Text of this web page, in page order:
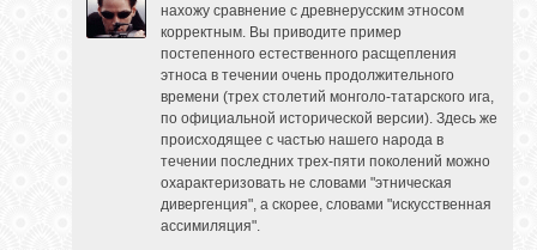
нахожу сравнение с древнерусским этносом
корректным. Вы приводите пример
постепенного естественного расщепления
этноса в течении очень продолжительного
времени (трех столетий монголо-татарского ига,
по официальной исторической версии). Здесь же
происходящее с частью нашего народа в
течении последних трех-пяти поколений можно
охарактеризовать не словами "этническая
дивергенция", а скорее, словами "искусственная
ассимиляция".